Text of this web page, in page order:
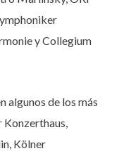
y Collegium
algunos de los más
Kölner